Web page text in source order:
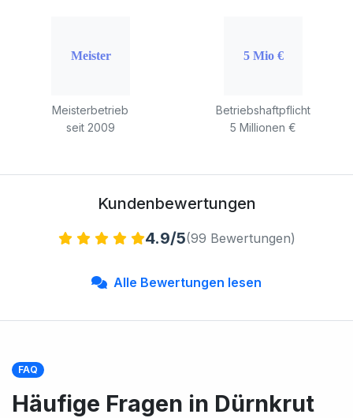
Meisterbetrieb
seit 2009
Betriebshaftpflicht
5 Millionen €
Kundenbewertungen
4.9/5(99 Bewertungen)
Alle Bewertungen lesen
FAQ
Häufige Fragen in Dürnkrut